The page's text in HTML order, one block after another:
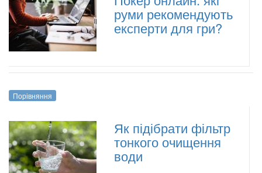
руми рекомендують
експерти для гри?
Порівняння
Як підібрати фільтр
тонкого очищення
води